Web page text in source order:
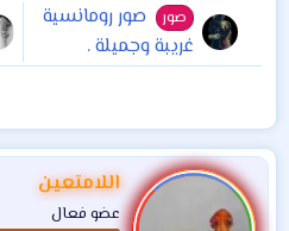
صور
صور رومانسية
غريبة وجميلة .
اللامتعين
عضو فعال